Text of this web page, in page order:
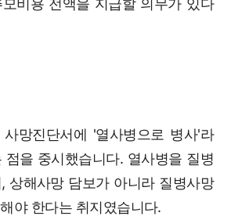
사망진단서에 '열사병으로 병사'라
점을 중시했습니다. 열사병을 질병
상해사망 담보가 아니라 질병사망
야 한다는 취지였습니다.